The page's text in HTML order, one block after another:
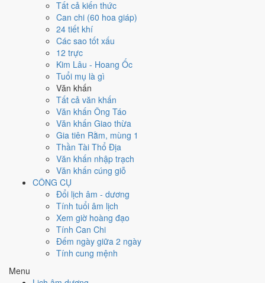
Tất cả kiến thức
Can chi (60 hoa giáp)
24 tiết khí
Các sao tốt xấu
12 trực
Kim Lâu - Hoang Ốc
Tuổi mụ là gì
Văn khấn
Tất cả văn khấn
Văn khấn Ông Táo
Văn khấn Giao thừa
Gia tiên Rằm, mùng 1
Thần Tài Thổ Địa
Văn khấn nhập trạch
Văn khấn cúng giỗ
CÔNG CỤ
Đổi lịch âm - dương
Tính tuổi âm lịch
Xem giờ hoàng đạo
Tính Can Chi
Đếm ngày giữa 2 ngày
Tính cung mệnh
Menu
Ngày 1/12/2021 tốt hay xấu cho
việc gì?
Ngày 1/12/2021 đạt10.0/10
Cưới hỏi - đính hôn (10/10), thấp nhất là
Trực Thành (ngày thành tựu - đại cát, tốt cho mọi việc) và gặp Sao
Minh Đường hoàng đạo nên điểm từng việc chênh nhau như bảng
Cưới hỏi - đính hôn
/10Rất tốt
Cưới hỏi - đính hôn hôm nay ở
Trực Thành, Sao Bích và Ngày Hoàng Đạo
Cách tính ngày tốt
🏪
Khai trương - mở cửa hàng
/10Rất tốt
Khai trương - mở cửa hàng hôm nay ở
Trực Thành, Sao Bích và Ngày Hoàng Đạo
Cách tính ngày tốt
Ký hợp đồng - giao ước
/10Rất tốt
Ký hợp đồng - giao ước hôm nay ở